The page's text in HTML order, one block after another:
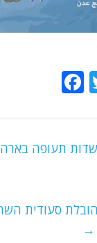
T
er
e
o
תעופה
סעודית
→